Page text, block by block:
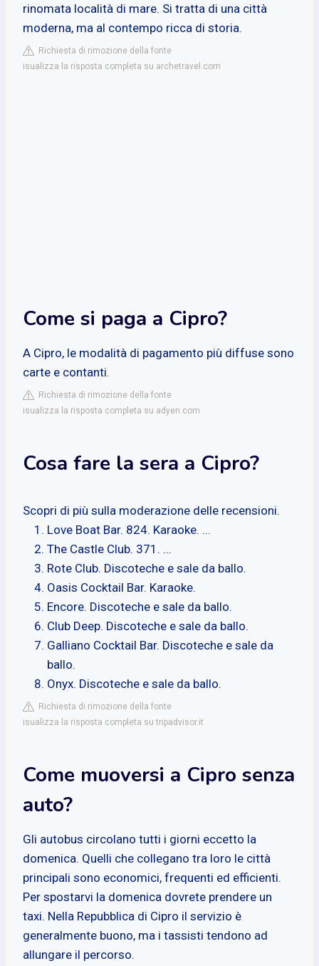
rinomata località di mare. Si tratta di una città
moderna, ma al contempo ricca di storia.
Richiesta di rimozione della fonte
isualizza la risposta completa su archetravel.com
Come si paga a Cipro?
A Cipro, le modalità di pagamento più diffuse sono
carte e contanti.
Richiesta di rimozione della fonte
isualizza la risposta completa su adyen.com
Cosa fare la sera a Cipro?
Scopri di più sulla moderazione delle recensioni.
Love Boat Bar. 824. Karaoke. ...
The Castle Club. 371. ...
Rote Club. Discoteche e sale da ballo.
Oasis Cocktail Bar. Karaoke.
Encore. Discoteche e sale da ballo.
Club Deep. Discoteche e sale da ballo.
Galliano Cocktail Bar. Discoteche e sale da
ballo.
Onyx. Discoteche e sale da ballo.
Richiesta di rimozione della fonte
isualizza la risposta completa su tripadvisor.it
Come muoversi a Cipro senza
auto?
Gli autobus circolano tutti i giorni eccetto la
domenica. Quelli che collegano tra loro le città
principali sono economici, frequenti ed efficienti.
Per spostarvi la domenica dovrete prendere un
taxi. Nella Repubblica di Cipro il servizio è
generalmente buono, ma i tassisti tendono ad
allungare il percorso.